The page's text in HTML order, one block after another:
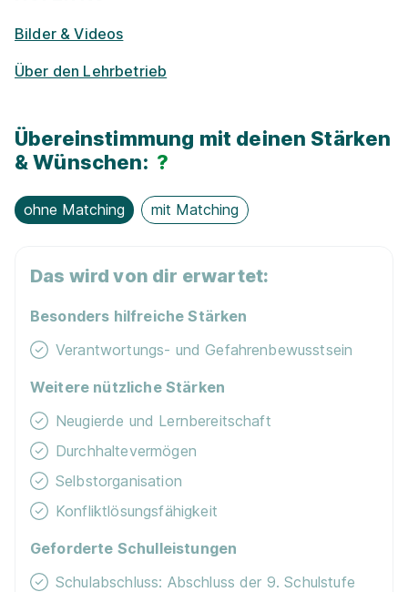
Zu­satz­qua­li­fi­ka­tio­nen
Exkur­sionen
Bilder & Videos
Über den Lehrbetrieb
Übereinstimmung mit deinen Stärken
& Wünschen: ?
ohne Matching mit Matching
Das wird von dir erwartet:
Besonders hilfreiche Stärken
Verantwortungs- und Gefahrenbewusstsein
Weitere nützliche Stärken
Neugierde und Lernbereitschaft
Durchhaltevermögen
Selbstorganisation
Konfliktlösungsfähigkeit
Geforderte Schulleistungen
Schulabschluss: Abschluss der 9. Schulstufe